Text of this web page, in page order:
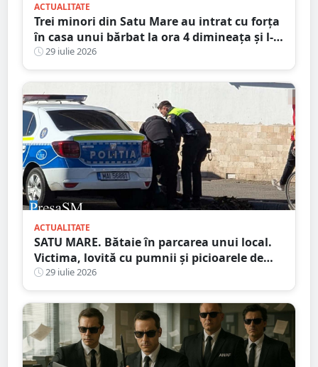
ACTUALITATE
Trei minori din Satu Mare au intrat cu forța
în casa unui bărbat la ora 4 dimineața și l-
au bătut
29 iulie 2026
ACTUALITATE
SATU MARE. Bătaie în parcarea unui local.
Victima, lovită cu pumnii și picioarele de
trei agresori
29 iulie 2026